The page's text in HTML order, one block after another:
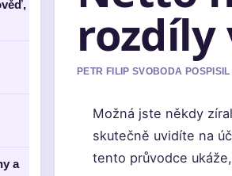
rozdíly
PETR FILIP SVOBODA
Možná jste někdy
skutečně uvidíte na
tento průvodce
a